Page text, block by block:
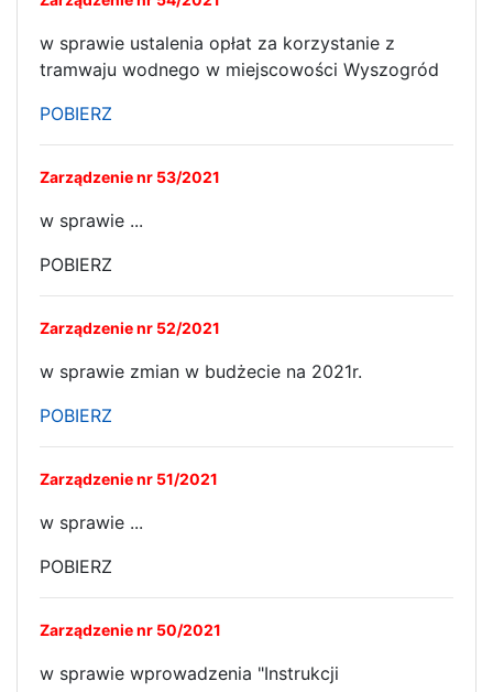
w sprawie ustalenia opłat za korzystanie z
tramwaju wodnego w miejscowości Wyszogród
POBIERZ
Zarządzenie nr 53/2021
w sprawie ...
POBIERZ
Zarządzenie nr 52/2021
w sprawie zmian w budżecie na 2021r.
POBIERZ
Zarządzenie nr 51/2021
w sprawie ...
POBIERZ
Zarządzenie nr 50/2021
w sprawie wprowadzenia "Instrukcji